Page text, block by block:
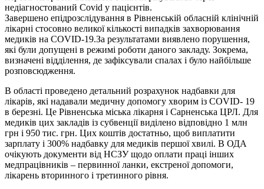
недіагностований Covid у пацієнтів.
Завершено епідрозслідування в Рівненській обласній клінічній
лікарні стосовно великої кількості випадків захворювання
медиків на COVID-19.За результатами виявлено порушення,
які були допущені в режимі роботи даного закладу. Зокрема,
визначені відділення, де зафіксували спалах і було найбільше
розповсюдження.
В області проведено детальний розрахунок надбавки для
лікарів, які надавали медичну допомогу хворим із COVID- 19
в березні. Це Рівненська міська лікарня і Сарненська ЦРЛ. Для
медиків цих закладів із субвенції виділено відповідно 1 млн
грн і 950 тис. грн. Цих коштів достатньо, щоб виплатити
зарплату і 300% надбавку для медиків першої хвилі. В ОДА
очікують документи від НСЗУ щодо оплати праці інших
медпрацівників – первинної ланки, екстреної допомоги,
лікарень вторинного і третинного рівня.